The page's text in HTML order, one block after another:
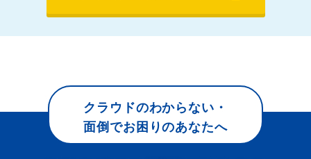
クラウドのわからない・
面倒でお困りのあなたへ